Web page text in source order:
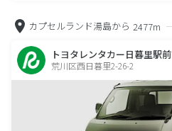
カプセルランド湯島から 2477m
トヨタレンタカー日暮里駅前
荒川区西日暮里2-26-2